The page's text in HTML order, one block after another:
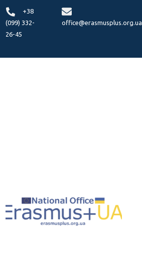
+38
(099) 332-
26-45
office@erasmusplus.org.ua